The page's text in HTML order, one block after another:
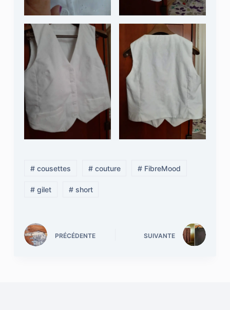
# cousettes # couture # FibreMood
# gilet # short
PRÉCÉDENTE SUIVANTE